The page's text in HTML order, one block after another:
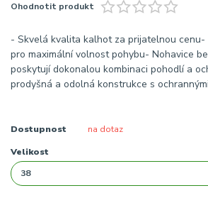
Ohodnotit produkt
- Skvelá kvalita kalhot za prijatelnou cenu-
pro maximální volnost pohybu- Nohavice
poskytují dokonalou kombinaci pohodlí a
prodyšná a odolná konstrukce s
Dostupnost na dotaz
Velikost